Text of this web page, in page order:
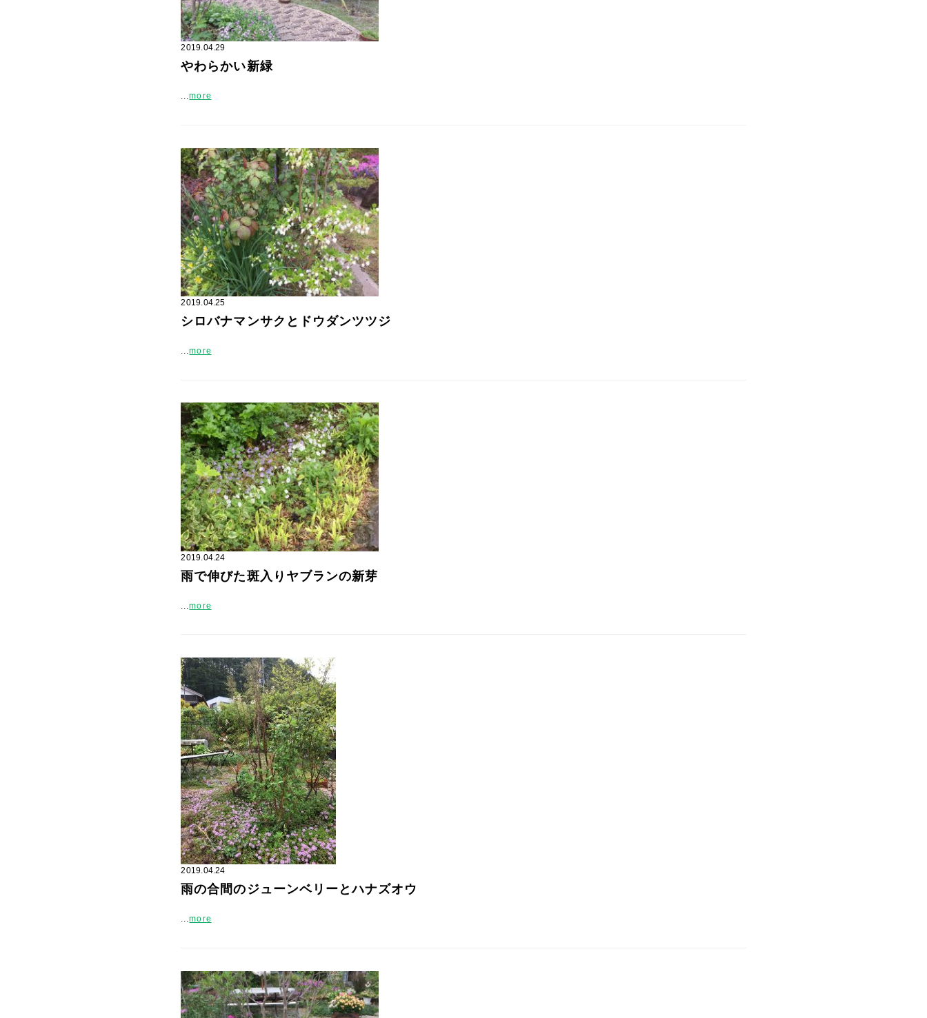
2019.04.29
やわらかい新緑
...more
2019.04.25
シロバナマンサクとドウダンツツジ
...more
2019.04.24
雨で伸びた斑入りヤブランの新芽
...more
2019.04.24
雨の合間のジューンベリーとハナズオウ
...more